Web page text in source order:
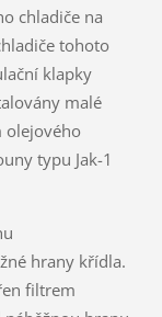
chladiče na
tohoto
klapky
malé
olejového
typu Jak-1
hrany křídla.
filtrem